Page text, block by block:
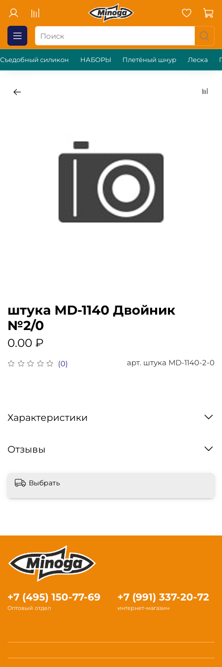
Съедобный силикон НАБОРЫ Плетёный шнур Леска
(0) арт. штука MD-1140-2-0
штука MD-1140 Двойник
№2/0
0.00 ₽
Характеристики
Отзывы
Выбрать
+7 (495) 150-77-69
Оптовый отдел
+7 (991) 337-20-72
интернет-магазин